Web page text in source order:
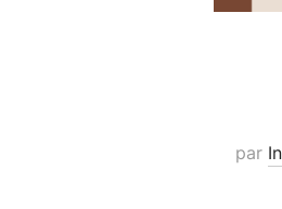
par